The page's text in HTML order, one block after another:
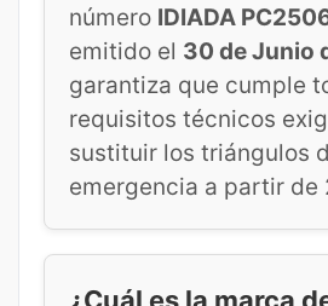
número IDIADA
emitido el 30 de Junio
garantiza que cumple
requisitos técnicos
sustituir los triángulos
emergencia a partir de